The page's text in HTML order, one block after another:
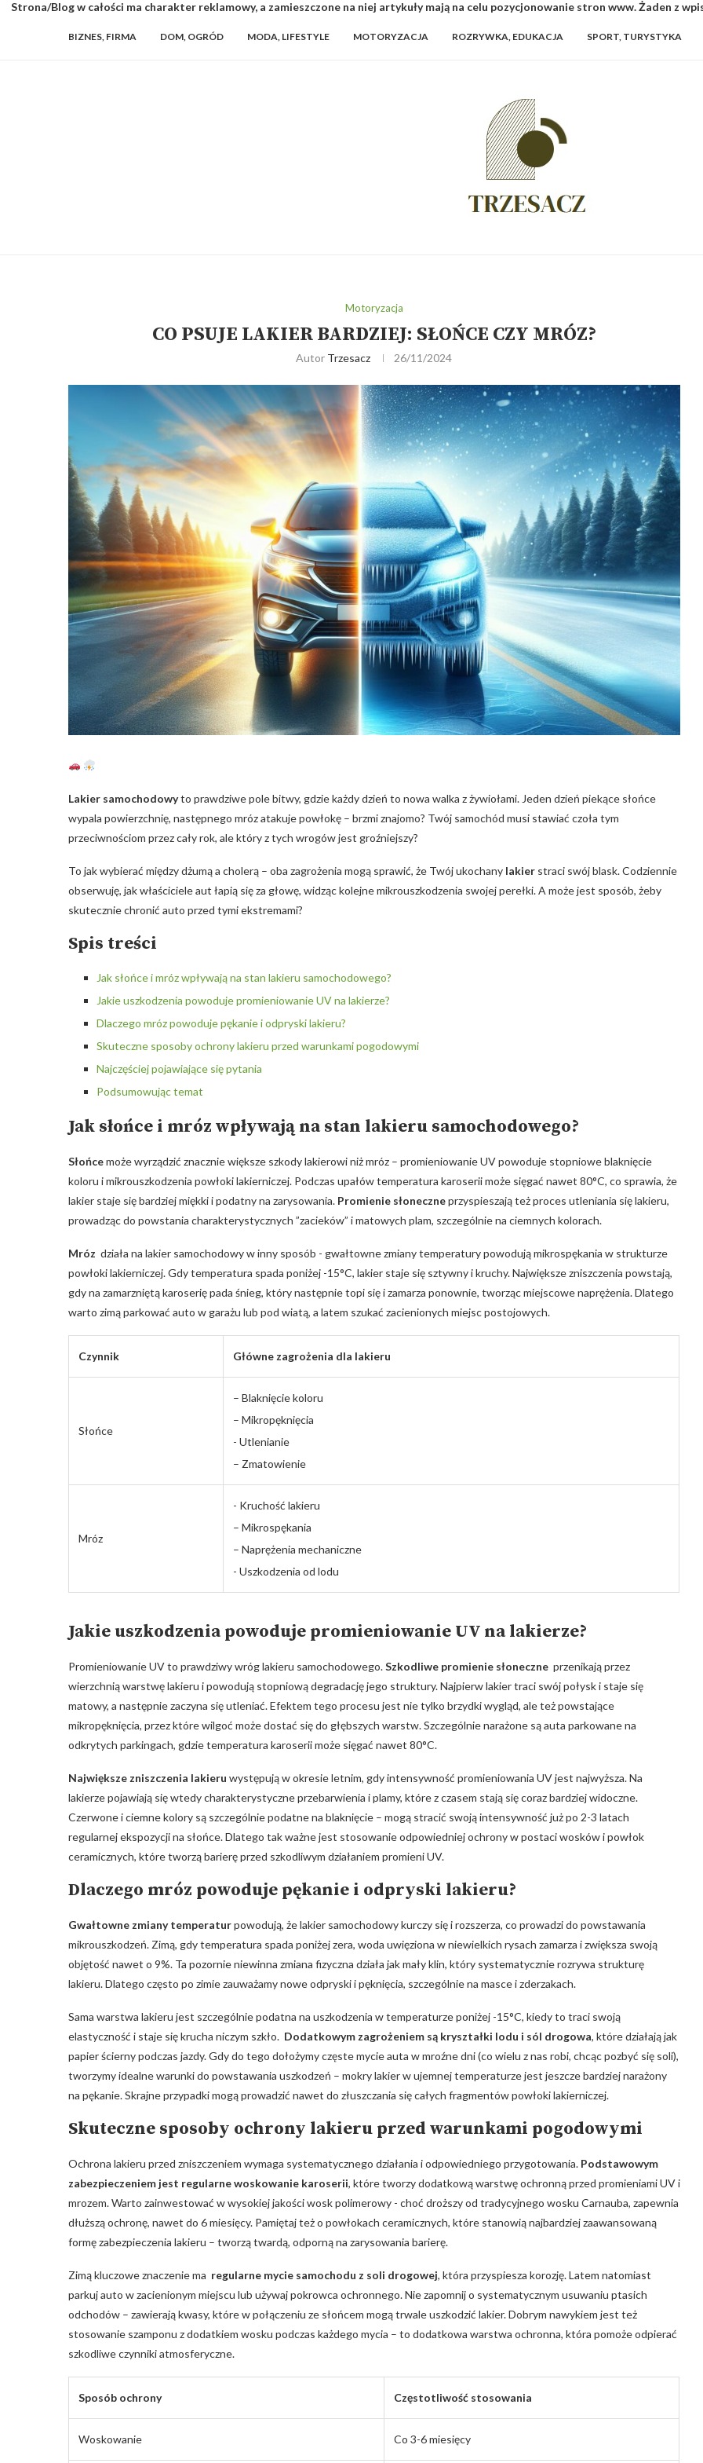
Strona/Blog w całości ma charakter reklamowy, a zamieszczone na niej artykuły mają na celu pozycjonowanie stron www. Żaden z
BIZNES, FIRMA DOM, OGRÓD MODA, LIFESTYLE MOTORYZACJA ROZRYWKA, EDUKACJA SPORT, TURYSTYKA
Motoryzacja
CO PSUJE LAKIER BARDZIEJ: SŁOŃCE CZY MRÓZ?
Autor Trzesacz 26/11/2024
Lakier samochodowyto ⁢prawdziwe ‍pole bitwy, gdzie⁣ każdy‌ dzień to nowa walka z żywiołami. Jeden dzień piekące słońce
⁤wypala powierzchnię, następnego⁤ mróz atakuje⁤ powłokę – brzmi znajomo? Twój samochód‌ musi stawiać czoła tym
przeciwnościom przez cały⁢ rok, ⁣ale który z tych wrogów jest groźniejszy?
To jak wybierać między dżumą a cholerą – oba zagrożenia ⁣mogą sprawić, że ⁢Twój ukochany lakier straci swój blask. Codziennie⁣
obserwuję,⁤ jak właściciele aut łapią się⁣ za głowę, widząc kolejne⁤ mikrouszkodzenia ⁢swojej perełki. A może jest sposób, żeby
skutecznie chronić auto przed tymi ekstremami?
Spis treści
Jak słońce i‍ mróz wpływają na stan lakieru samochodowego?
Jakie uszkodzenia powoduje promieniowanie UV na lakierze?
Dlaczego mróz​ powoduje pękanie ⁤i odpryski lakieru?
Skuteczne ​sposoby ochrony lakieru⁣ przed‍ warunkami pogodowymi
Najczęściej pojawiające⁣ się pytania
Podsumowując ‍temat
Jak słońce ⁤i mróz ‌wpływają na‍ stan⁤ lakieru ‌samochodowego?
Słońcemoże wyrządzić znacznie większe szkody lakierowi ⁤niż ‌mróz⁣ – promieniowanie UV powoduje ‌stopniowe blaknięcie
koloru i mikrouszkodzenia​ powłoki ‌lakierniczej. Podczas upałów temperatura⁤ karoserii‌ może sięgać nawet⁤ 80°C, co‌ sprawia,⁣ że​
lakier staje⁤ się bardziej miękki ⁣i podatny na ⁣zarysowania. Promienie ⁣słoneczneprzyspieszają też proces utleniania się lakieru,
prowadząc do powstania charakterystycznych ‍”zacieków” i matowych plam, szczególnie na ‍ciemnych kolorach.
Mróz ⁢ działa na lakier samochodowy w inny‍ sposób -​ gwałtowne zmiany‌ temperatury powodują mikrospękania w ‍strukturze
powłoki lakierniczej. Gdy​ temperatura spada poniżej -15°C, lakier staje się ‍sztywny‌ i kruchy. Największe zniszczenia powstają,
gdy na zamarzniętą karoserię pada śnieg, który ​następnie ‌topi się i zamarza ​ponownie, tworząc miejscowe ⁤naprężenia. Dlatego
warto zimą⁤ parkować auto w garażu lub pod ‍wiatą, ⁢a latem szukać zacienionych miejsc postojowych.
Czynnik Główne zagrożenia dla lakieru
Słońce
– Blaknięcie koloru
– Mikropęknięcia
-⁤ Utlenianie
– Zmatowienie
Mróz
-⁢ Kruchość lakieru
– Mikrospękania
– Naprężenia mechaniczne
-‌ Uszkodzenia od lodu
Jakie uszkodzenia​ powoduje ⁤promieniowanie UV na lakierze?
Promieniowanie UV ‌to prawdziwy wróg lakieru samochodowego.Szkodliwe promienie słoneczne ​ przenikają przez
wierzchnią warstwę lakieru i powodują ​stopniową degradację jego struktury. Najpierw lakier ‌traci swój połysk i ⁣staje‌ się
matowy, a następnie‌ zaczyna⁢ się utleniać. ⁤Efektem tego procesu jest nie tylko⁣ brzydki wygląd, ale też‌ powstające
mikropęknięcia, ​przez​ które⁢ wilgoć może ‌dostać ‍się do głębszych warstw.‍ Szczególnie⁣ narażone są ⁢auta parkowane ⁣na
odkrytych parkingach, gdzie temperatura karoserii może sięgać nawet 80°C.
Największe‌ zniszczenia lakieru występują w okresie letnim,⁤ gdy‍ intensywność promieniowania UV jest​ najwyższa. Na
lakierze ​pojawiają się wtedy charakterystyczne przebarwienia i ⁣plamy, które‍ z czasem⁢ stają się coraz ⁢bardziej widoczne.
‍Czerwone​ i ciemne kolory są⁢ szczególnie podatne na⁣ blaknięcie⁤ – mogą stracić swoją⁤ intensywność już po 2-3‌ latach⁤
regularnej ekspozycji⁤ na ‌słońce. Dlatego tak⁤ ważne jest stosowanie‍ odpowiedniej ‍ochrony w postaci⁤ wosków⁣ i⁣ powłok
ceramicznych, które tworzą barierę⁢ przed szkodliwym działaniem promieni⁣ UV.
Dlaczego mróz powoduje pękanie i ⁣odpryski lakieru?
Gwałtowne zmiany temperaturpowodują, że lakier ⁣samochodowy⁢ kurczy się i rozszerza, co prowadzi ‌do powstawania
mikrouszkodzeń. Zimą, ⁣gdy temperatura spada poniżej zera, woda uwięziona ⁣w niewielkich rysach zamarza⁢ i⁤ zwiększa swoją
objętość nawet o 9%. Ta⁤ pozornie niewinna⁣ zmiana fizyczna działa jak‌ mały klin, ⁤który systematycznie rozrywa strukturę
lakieru. Dlatego‌ często po ‍zimie zauważamy nowe odpryski‍ i pęknięcia, ​szczególnie na⁤ masce i ⁤zderzakach.
Sama warstwa​ lakieru jest ​szczególnie podatna na uszkodzenia w temperaturze⁣ poniżej ⁤-15°C, kiedy to traci swoją
elastyczność i staje się ⁤krucha​ niczym ⁣szkło. ⁣ Dodatkowym ​zagrożeniem są ‍kryształki ‍lodu i sól⁢ drogowa, które ⁣działają​ jak
papier ścierny podczas​ jazdy.‍ Gdy do tego dołożymy ⁢częste mycie auta w ⁢mroźne dni ‌(co wielu z ‍nas robi, chcąc pozbyć‍ się soli),
‍tworzymy ‌idealne‌ warunki‌ do powstawania uszkodzeń – mokry ​lakier w​ ujemnej ​temperaturze jest jeszcze bardziej⁤ narażony
‌na pękanie. Skrajne przypadki mogą prowadzić nawet​ do złuszczania się całych ⁣fragmentów powłoki ⁢lakierniczej.
Skuteczne sposoby ochrony lakieru przed warunkami pogodowymi
Ochrona lakieru przed‍ zniszczeniem ⁢wymaga​ systematycznego ​działania⁣ i odpowiedniego przygotowania. Podstawowym
zabezpieczeniem jest regularne​ woskowanie karoserii, które tworzy ⁢dodatkową warstwę ochronną przed‍ promieniami UV i
mrozem. ‍Warto ‍zainwestować w‍ wysokiej jakości wosk⁤ polimerowy -‌ choć⁣ droższy od tradycyjnego‌ wosku ⁤Carnauba, zapewnia
dłuższą ‍ochronę, nawet do 6 miesięcy. Pamiętaj też ‍o⁢ powłokach ceramicznych, ⁢które stanowią najbardziej zaawansowaną​
formę zabezpieczenia lakieru – tworzą⁣ twardą,⁣ odporną‍ na zarysowania⁤ barierę.
Zimą kluczowe​ znaczenie⁣ ma ‍ regularne mycie samochodu z⁤ soli ⁣drogowej, która przyspiesza ‍korozję. ‍Latem natomiast
parkuj auto​ w zacienionym miejscu lub używaj ⁤pokrowca ochronnego. Nie zapomnij o systematycznym usuwaniu ptasich
odchodów – zawierają kwasy, które w połączeniu ze słońcem mogą trwale⁣ uszkodzić lakier. Dobrym‍ nawykiem jest⁣ też
stosowanie szamponu z dodatkiem wosku ‌podczas‍ każdego mycia – ‍to dodatkowa warstwa ochronna,⁤ która pomoże⁤ odpierać
szkodliwe czynniki ‍atmosferyczne.
Sposób ⁤ochrony Częstotliwość‌ stosowania
Woskowanie Co 3-6 ​miesięcy